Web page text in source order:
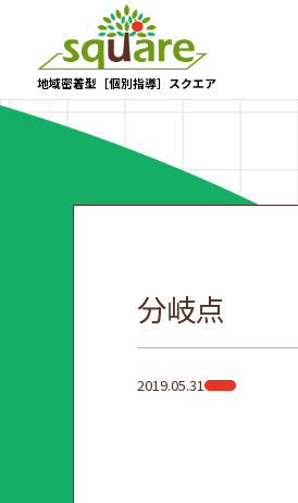
地域密着型［個別指導］スクエア
分岐点
2019.05.31